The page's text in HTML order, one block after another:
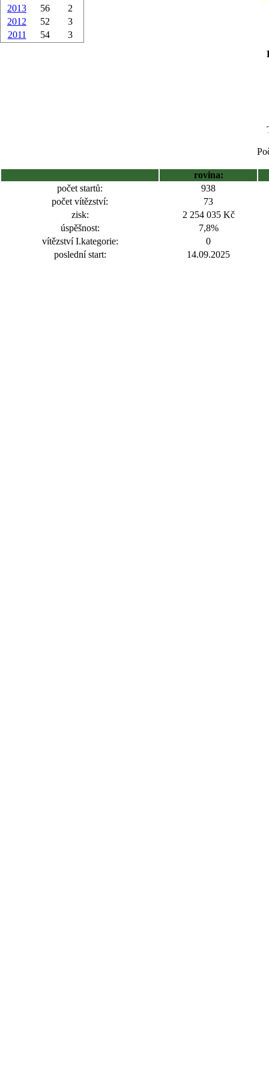
2013
56
2
2012
52
3
2011
54 3
rovina:
počet startů:
938
počet vítězství:
73
zisk:
2 254 035 Kč
úspěšnost:
7,8%
vítězství I.kategorie:
0
poslední start:
14.09.2025